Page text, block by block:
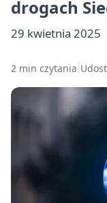
drogach
29 kwietnia 2025
2 min czytania